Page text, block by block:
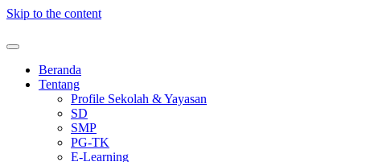
Skip to the content
Beranda
Tentang
Profile Sekolah & Yayasan
SD
SMP
PG-TK
E-Learning